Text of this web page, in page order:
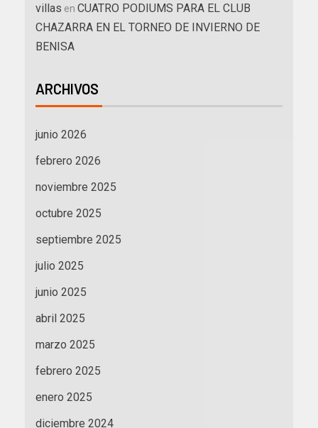
villas en CUATRO PODIUMS PARA EL CLUB
CHAZARRA EN EL TORNEO DE INVIERNO DE
BENISA
ARCHIVOS
junio 2026
febrero 2026
noviembre 2025
octubre 2025
septiembre 2025
julio 2025
junio 2025
abril 2025
marzo 2025
febrero 2025
enero 2025
diciembre 2024